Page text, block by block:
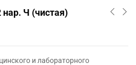
нар. Ч (чистая)
и лабораторного